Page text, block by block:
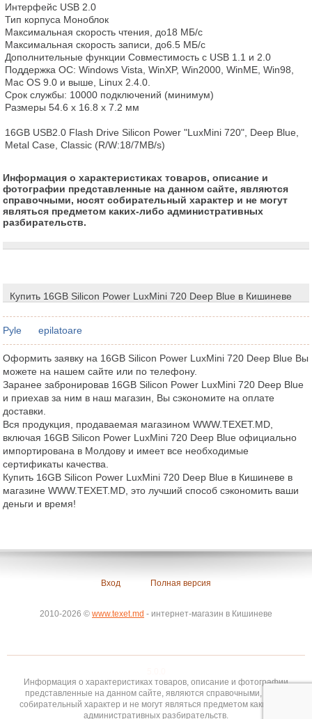
Интерфейс USB 2.0
Тип корпуса Моноблок
Максимальная скорость чтения, до18 МБ/с
Максимальная скорость записи, до6.5 МБ/с
Дополнительные функции Совместимость с USB 1.1 и 2.0
Поддержка ОС: Windows Vista, WinXP, Win2000, WinME, Win98,
Mac OS 9.0 и выше, Linux 2.4.0.
Срок службы: 10000 подключений (минимум)
Размеры 54.6 x 16.8 x 7.2 мм
16GB USB2.0 Flash Drive Silicon Power "LuxMini 720", Deep Blue,
Metal Case, Classic (R/W:18/7MB/s)
Информация о характеристиках товаров, описание и
фотографии представленные на данном сайте, являются
справочными, носят собирательный характер и не могут
являться предметом каких-либо административных
разбирательств.
Купить 16GB Silicon Power LuxMini 720 Deep Blue в Кишиневе
Pyle epilatoare
Оформить заявку на 16GB Silicon Power LuxMini 720 Deep Blue Вы
можете на нашем сайте или по телефону.
Заранее забронировав 16GB Silicon Power LuxMini 720 Deep Blue
и приехав за ним в наш магазин, Вы сэкономите на оплате
доставки.
Вся продукция, продаваемая магазином WWW.TEXET.MD,
включая 16GB Silicon Power LuxMini 720 Deep Blue официально
импортирована в Молдову и имеет все необходимые
сертификаты качества.
Купить 16GB Silicon Power LuxMini 720 Deep Blue в Кишиневе в
магазине WWW.TEXET.MD, это лучший способ сэкономить ваши
деньги и время!
Вход Полная версия
2010-2026 © www.texet.md - интернет-магазин в Кишиневе
Информация о характеристиках товаров, описание и фотографии
представленные на данном сайте, являются справочными, носят
собирательный характер и не могут являться предметом каких-либо
административных разбирательств.